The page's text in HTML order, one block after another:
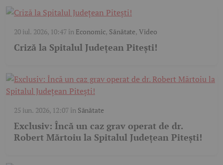
20 iul. 2026, 10:47în Economic, Sănătate,Video
Criză la Spitalul Județean Pitești!
25 iun. 2026, 12:07în Sănătate
Exclusiv: Încă un caz grav operat de dr.
Robert Mărtoiu la Spitalul Județean Pitești!